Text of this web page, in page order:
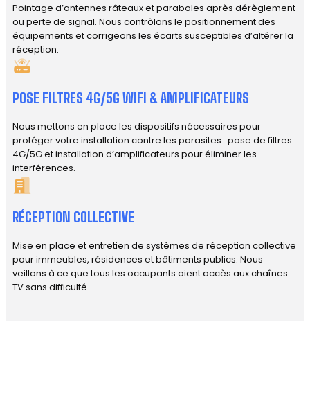
Pointage d’antennes râteaux et paraboles après dérèglement
ou perte de signal. Nous contrôlons le positionnement des
équipements et corrigeons les écarts susceptibles d’altérer la
réception.
POSE FILTRES 4G/5G WIFI & AMPLIFICATEURS
Nous mettons en place les dispositifs nécessaires pour
protéger votre installation contre les parasites : pose de filtres
4G/5G et installation d’amplificateurs pour éliminer les
interférences.
RÉCEPTION COLLECTIVE
Mise en place et entretien de systèmes de réception collective
pour immeubles, résidences et bâtiments publics. Nous
veillons à ce que tous les occupants aient accès aux chaînes
TV sans difficulté.